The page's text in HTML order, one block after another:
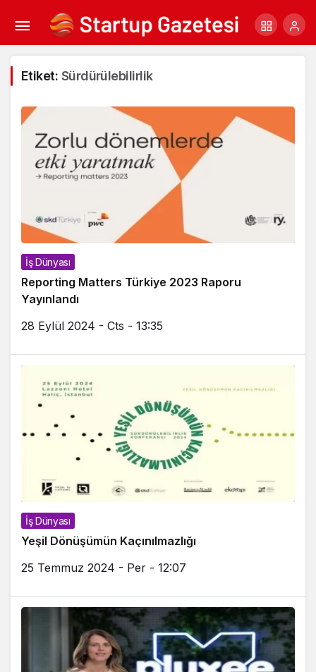
Etiket: Sürdürülebilirlik
İş Dünyası
Reporting Matters Türkiye 2023 Raporu
Yayınlandı
28 Eylül 2024 - Cts - 13:35
İş Dünyası
Yeşil Dönüşümün Kaçınılmazlığı
25 Temmuz 2024 - Per - 12:07